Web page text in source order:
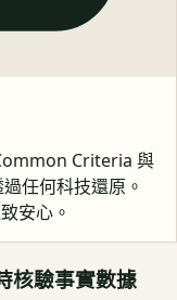
Criteria 與
任何科技還原。
安心。
核驗事實數據